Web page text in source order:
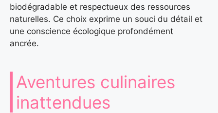
biodégradable et respectueux des ressources
naturelles. Ce choix exprime un souci du détail et
une conscience écologique profondément
ancrée.
Aventures culinaires
inattendues